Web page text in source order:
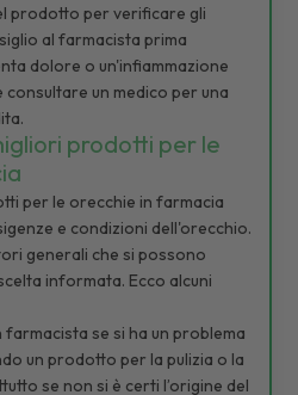
prodotto per verificare gli
al farmacista prima
dolore o un'infiammazione
un medico per una
prodotti per le
per le orecchie in farmacia
e condizioni dell'orecchio.
generali che si possono
informata. Ecco alcuni
se si ha un problema
un prodotto per la pulizia o la
se non si è certi l’origine del